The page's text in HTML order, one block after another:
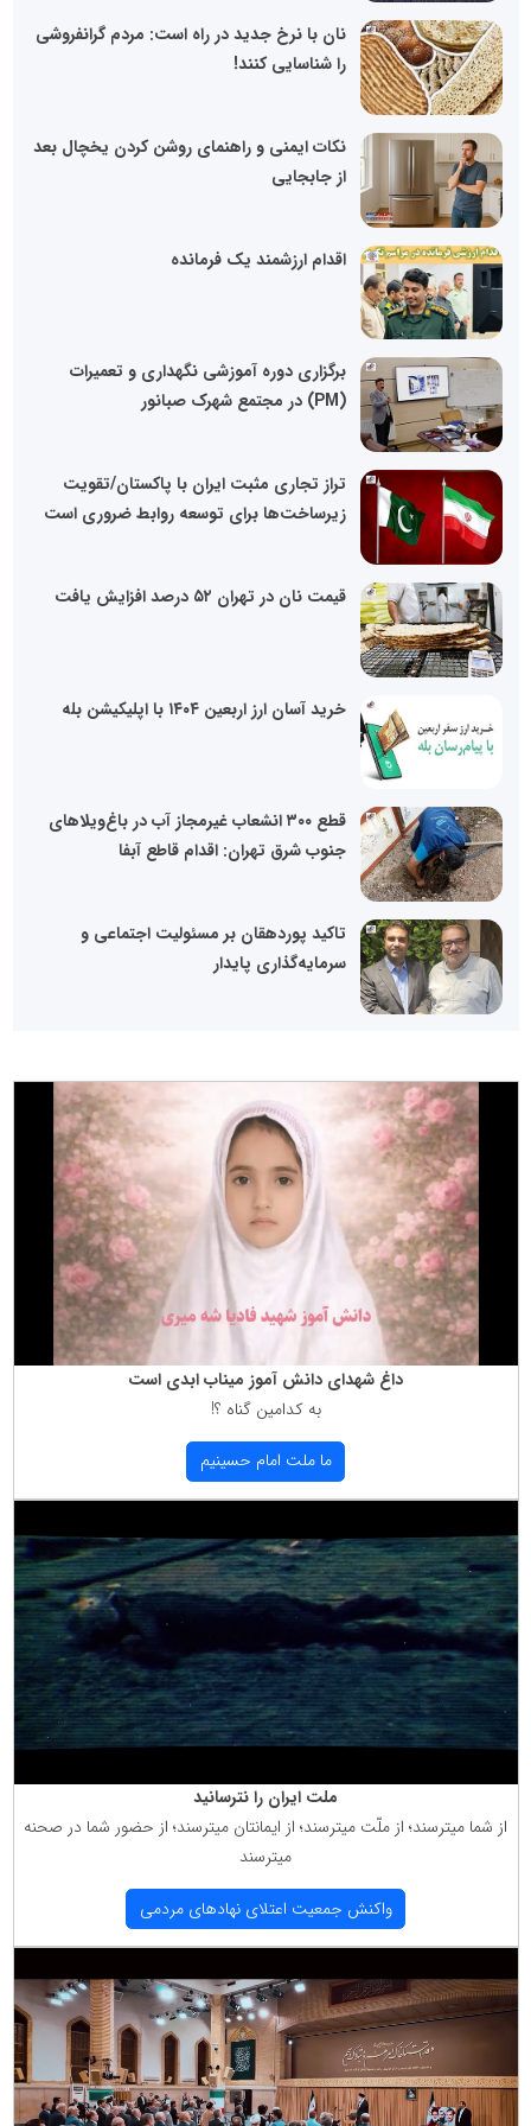
نان با نرخ جدید در راه است: مردم گرانفروشی
را شناسایی کنند!
نکات ایمنی و راهنمای روشن کردن یخچال بعد
از جابجایی
اقدام ارزشمند یک فرمانده
برگزاری دوره آموزشی نگهداری و تعمیرات
(PM) در مجتمع شهرک صبانور
تراز تجاری مثبت ایران با پاکستان/تقویت
زیرساخت‌ها برای توسعه روابط ضروری است
قیمت نان در تهران ۵۲ درصد افزایش یافت
خرید آسان ارز اربعین ۱۴۰۴ با اپلیکیشن بله
قطع ۳۰۰ انشعاب غیرمجاز آب در باغ‌ویلاهای
جنوب شرق تهران: اقدام قاطع آبفا
تاکید پوردهقان بر مسئولیت اجتماعی و
سرمایه‌گذاری پایدار
داغ شهدای دانش آموز میناب ابدی است
به كدامین گناه ؟!
ما ملت امام حسینیم
ملت ایران را نترسانید
از شما میترسند؛ از ملّت میترسند؛ از ایمانتان میترسند؛ از حضور شما در صحنه
میترسند
واكنش جمعیت اعتلای نهادهای مردمی